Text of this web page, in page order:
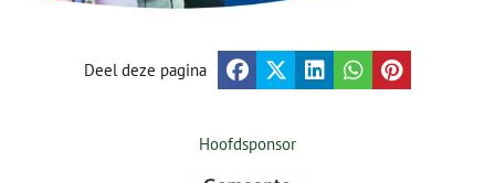
Deel deze pagina
Hoofdsponsor